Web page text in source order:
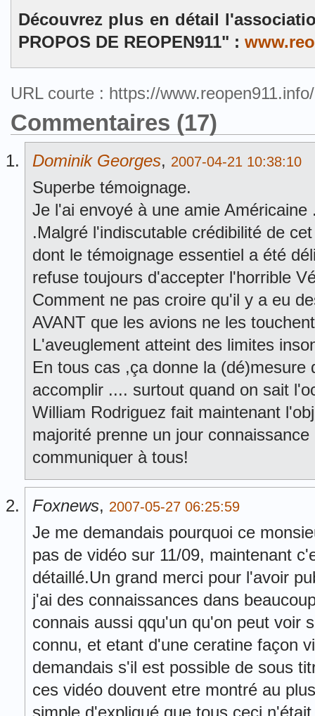
Découvrez plus en détail
PROPOS DE REOPEN911" :
URL courte : https://
Commentaires (17)
Dominik Georges, 2007-04-21 10:38:10
Superbe témoignage.
Je l'ai envoyé à une amie
.Malgré l'indiscutable crédibilité de
dont le témoignage essentiel a été
refuse toujours d'accepter l'horrible
Comment ne pas croire qu'il y a eu
AVANT que les avions ne les
L'aveuglement atteint des limites
En tous cas ,ça donne la (dé)mesure
accomplir .... surtout quand on sait
William Rodriguez fait maintenant
majorité prenne un jour
communiquer à tous!
Foxnews, 2007-05-27 06:25:59
Je me demandais pourquoi ce
pas de vidéo sur 11/09, maintenant
détaillé.Un grand merci pour l'avoir
j'ai des connaissances dans
connais aussi qqu'un qu'on peut voir
connu, et etant d'une ceratine façon
demandais s'il est possible de sous
ces vidéo douvent etre montré au
simple d'expliqué que tous ceci